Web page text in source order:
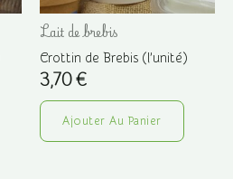
Lait de brebis
Crottin de Brebis (l’unité)
3,70€
Ajouter Au Panier